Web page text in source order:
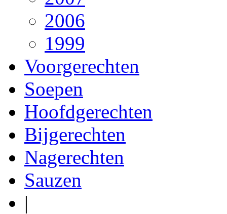
2006
1999
Voorgerechten
Soepen
Hoofdgerechten
Bijgerechten
Nagerechten
Sauzen
|